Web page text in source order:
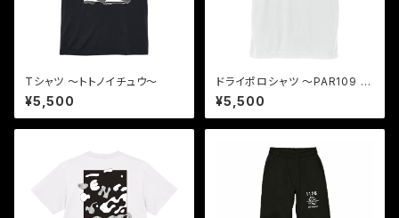
Tシャツ 〜トトノイチュウ〜
¥5,500
ドライポロシャツ 〜PAR109 3
H〜
¥5,500